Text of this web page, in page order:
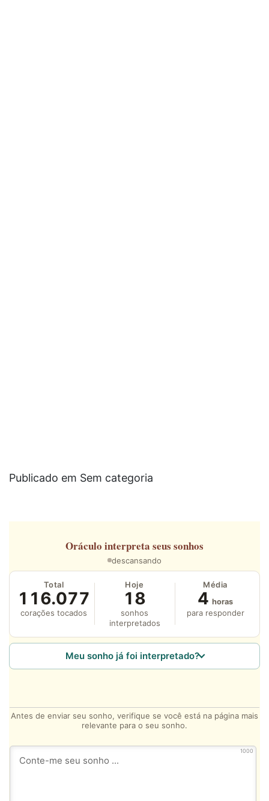
Publicado em Sem categoria
Oráculo interpreta seus sonhos
descansando
Total
116.077
corações tocados
Hoje
18
sonhos
interpretados
Média
4 horas
para responder
Meu sonho já foi interpretado?
Antes de enviar seu sonho, verifique se você está na página mais
relevante para o seu sonho.
1000